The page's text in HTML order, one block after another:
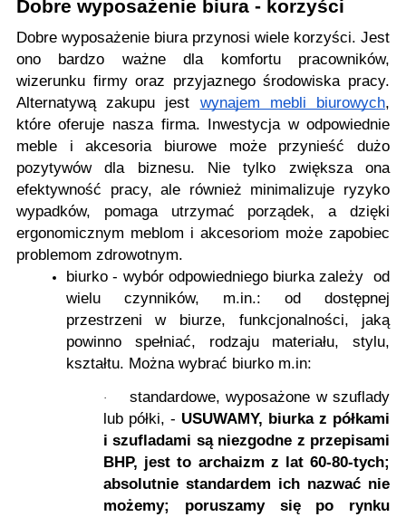
Dobre wyposażenie biura - korzyści
Dobre wyposażenie biura przynosi wiele korzyści. Jest
ono bardzo ważne dla komfortu pracowników,
wizerunku firmy oraz przyjaznego środowiska pracy.
Alternatywą zakupu jest wynajem mebli biurowych,
które oferuje nasza firma. Inwestycja w odpowiednie
meble i akcesoria biurowe może przynieść dużo
pozytywów dla biznesu. Nie tylko zwiększa ona
efektywność pracy, ale również minimalizuje ryzyko
wypadków, pomaga utrzymać porządek, a dzięki
ergonomicznym meblom i akcesoriom może zapobiec
problemom zdrowotnym.
biurko - wybór odpowiedniego biurka zależy od
wielu czynników, m.in.: od dostępnej
przestrzeni w biurze, funkcjonalności, jaką
powinno spełniać, rodzaju materiału, stylu,
kształtu. Można wybrać biurko m.in:
·
standardowe, wyposażone w szuflady
lub półki, - USUWAMY, biurka z półkami
i szufladami są niezgodne z przepisami
BHP, jest to archaizm z lat 60-80-tych;
absolutnie standardem ich nazwać nie
możemy; poruszamy się po rynku